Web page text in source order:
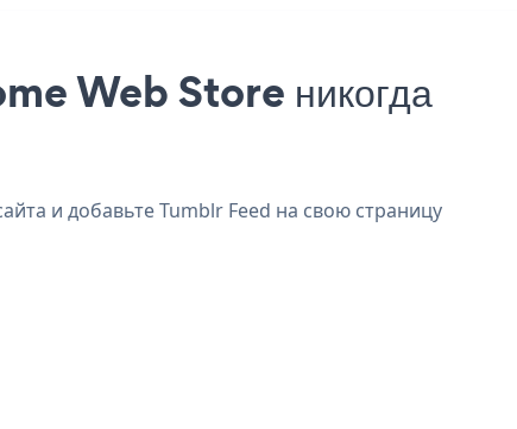
Web Store никогда
и добавьте Tumblr Feed на свою страницу